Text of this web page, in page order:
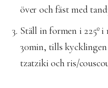
över och fäst med
Ställ in formen i 225º
30min, tills kycklingen
tzatziki och ris/